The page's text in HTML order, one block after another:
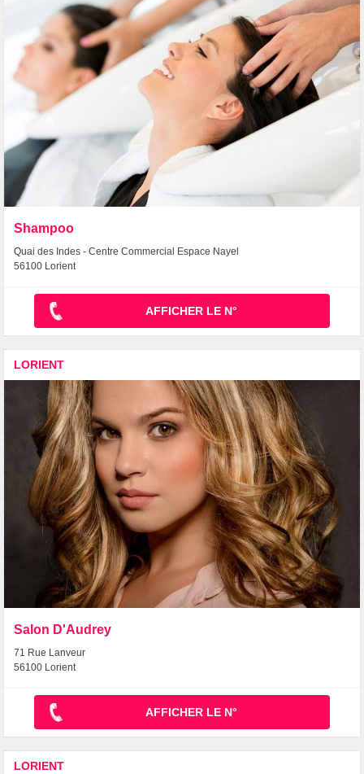
Shampoo
Quai des Indes - Centre Commercial Espace Nayel
56100 Lorient
AFFICHER LE N°
LORIENT
Salon D'Audrey
71 Rue Lanveur
56100 Lorient
AFFICHER LE N°
LORIENT